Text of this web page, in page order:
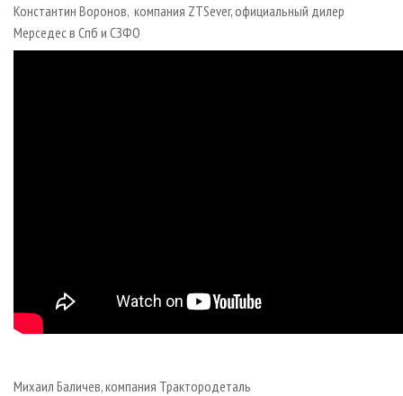
Константин Воронов, компания ZTSever, официальный дилер
Мерседес в Спб и СЗФО
Михаил Баличев, компания Трактородеталь